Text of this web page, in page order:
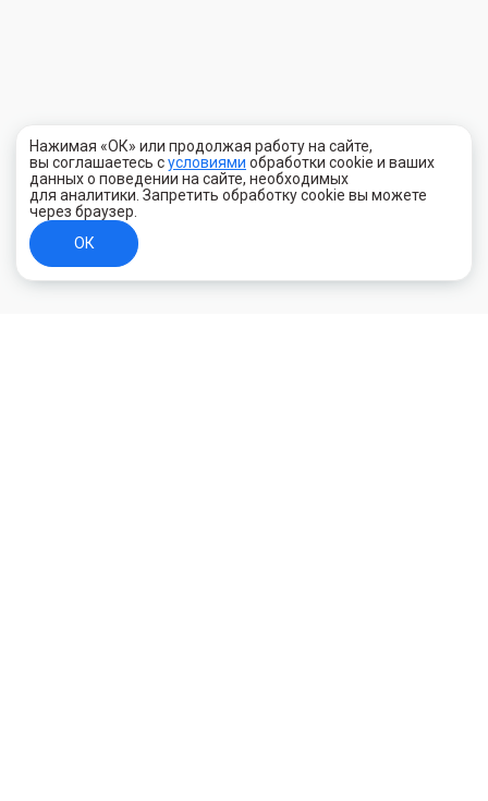
Нажимая «ОК» или продолжая работу на сайте,
вы соглашаетесь сусловиями обработки cookie и ваших
данных о поведении на сайте, необходимых
для аналитики. Запретить обработку cookie вы можете
через браузер.
ОК